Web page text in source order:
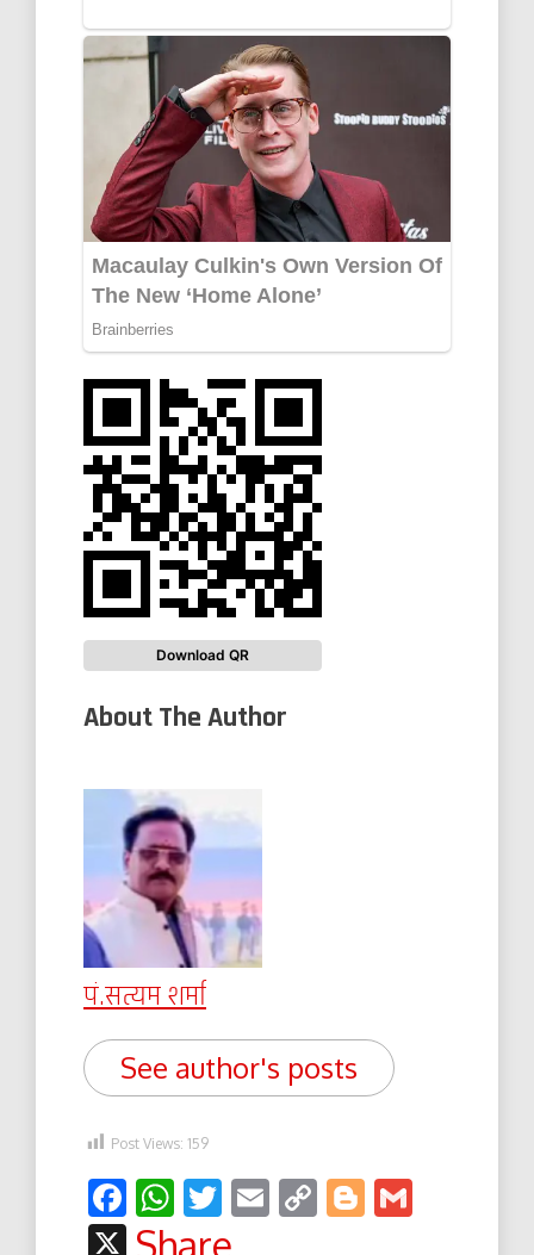
Download QR
About The Author
पं.सत्यम शर्मा
See author's posts
Post Views: 159
Facebook
WhatsApp
Twitter
EmailCopyBlogger
X